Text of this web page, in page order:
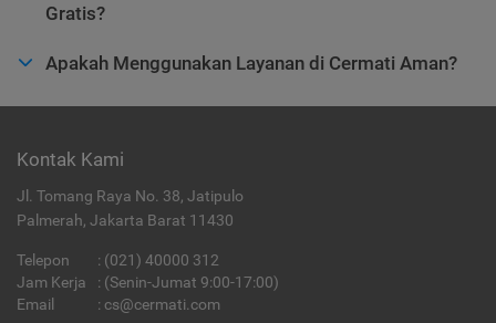
Gratis?
Apakah Menggunakan Layanan di Cermati Aman?
Kontak Kami
Jl. Tomang Raya No. 38, Jatipulo
Palmerah, Jakarta Barat 11430
Telepon : (021) 40000 312
Jam Kerja
: (Senin-Jumat 9:00-17:00)
Email
: cs@cermati.com